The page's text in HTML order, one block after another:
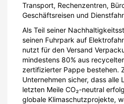
Transport, Rechenzentren,
Geschäftsreisen und
Als Teil seiner
seinen Fuhrpark auf
nutzt für den Versand
mindestens 80% aus
zertifizierter Pappe bestehen.
Unternehmen sicher, dass alle
letzten Meile CO₂-neutral
globale Klimaschutzprojekte,